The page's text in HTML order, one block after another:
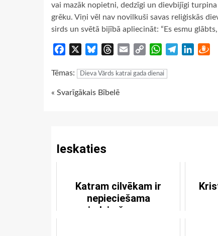
vai mazāk nopietni, dedzīgi un dievbijīgi
grēku. Viņi vēl nav novilkuši savas reliģiskās
sirds un svētā bijībā apliecināt: “Es esmu
Facebook BlueskyThreads
Email
Copy
WhatsApp
Telegram
Tēmas: Dieva Vārds katrai gada dienai
Continue
« Svarīgākais Bībelē
Ieskaties
Katram cilvēkam ir
nepieciešama
piedzimšana no